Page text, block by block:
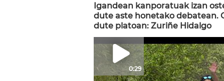
Igandean kanporatuak izan
dute aste honetako debatean.
dute platoan: Zuriñe Hidalgo
0:29